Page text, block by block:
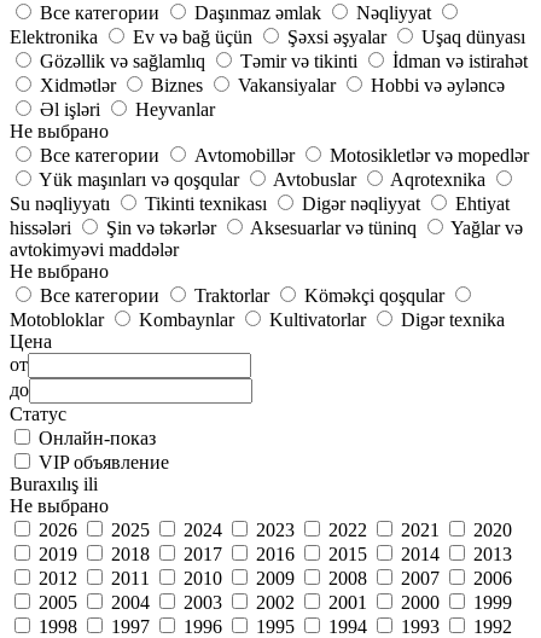
Все категории
Daşınmaz əmlak
Nəqliyyat
Elektronika
Ev və bağ üçün Şəxsi əşyalar
Uşaq dünyası
Gözəllik və sağlamlıq
Təmir və tikinti
İdman və istirahət
Xidmətlər
Biznes Vakansiyalar
Hobbi və əyləncə
Əl işləri
Heyvanlar
Не выбрано
Все категории
Avtomobillər
Motosikletlər və mopedlər
Yük maşınları və qoşqular
Avtobuslar
Aqrotexnika
Su nəqliyyatı
Tikinti texnikası Digər nəqliyyat
Ehtiyat
hissələri
Şin və təkərlər Aksesuarlar və tüninq
Yağlar və
avtokimyəvi maddələr
Не выбрано
Все категории
Traktorlar
Köməkçi qoşqular
Motobloklar
Kombaynlar Kultivatorlar
Digər texnika
Цена
от
до
Статус
Онлайн-показ
VIP объявление
Buraxılış ili
Не выбрано
2026
2025 2024 2023 2022 2021
2020
2019
2018 2017 2016 2015 2014
2013
2012
2011 2010 2009 2008 2007
2006
2005
2004 2003 2002 2001 2000
1999
1998
1997 1996 1995 1994 1993
1992